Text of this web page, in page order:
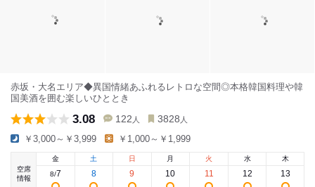
赤坂・大名エリア◆異国情緒あふれるレトロな空間◎本格韓国料理や韓
国美酒を囲む楽しいひととき
3.08 122 人 3828 人
￥3,000～￥3,999 ￥1,000～￥1,999
空席
情報
金
8/7
土
8
日
9
月
10
火
11
水
12
木
13